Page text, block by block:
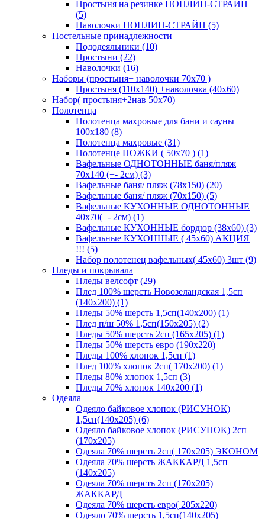
Простыня на резинке ПОПЛИН-СТРАЙП
(5)
Наволочки ПОПЛИН-СТРАЙП (5)
Постельные принадлежности
Пододеяльники (10)
Простыни (22)
Наволочки (16)
Наборы (простыня+ наволочки 70х70 )
Простыня (110х140) +наволочка (40х60)
Набор( простыня+2нав 50х70)
Полотенца
Полотенца махровые для бани и сауны
100х180 (8)
Полотенца махровые (31)
Полотенце НОЖКИ ( 50х70 ) (1)
Вафельные ОДНОТОННЫЕ баня/пляж
70х140 (+- 2см) (3)
Вафельные баня/ пляж (78х150) (20)
Вафельные баня/ пляж (70х150) (5)
Вафельные КУХОННЫЕ ОДНОТОННЫЕ
40х70(+- 2см) (1)
Вафельные КУХОННЫЕ бордюр (38х60) (3)
Вафельные КУХОННЫЕ ( 45х60) АКЦИЯ
!!! (5)
Набор полотенец вафельных( 45х60) 3шт (9)
Пледы и покрывала
Пледы велсофт (29)
Плед 100% шерсть Новозеландская 1,5сп
(140х200) (1)
Пледы 50% шерсть 1,5сп(140х200) (1)
Плед п/ш 50% 1,5сп(150х205) (2)
Пледы 50% шерсть 2сп (165х205) (1)
Пледы 50% шерсть евро (190х220)
Пледы 100% хлопок 1,5сп (1)
Плед 100% хлопок 2сп( 170х200) (1)
Пледы 80% хлопок 1,5сп (3)
Пледы 70% хлопок 140х200 (1)
Одеяла
Одеяло байковое хлопок (РИСУНОК)
1,5сп(140х205) (6)
Одеяло байковое хлопок (РИСУНОК) 2сп
(170х205)
Одеяла 70% шерсть 2сп( 170х205) ЭКОНОМ
Одеяла 70% шерсть ЖАККАРД 1,5сп
(140х205)
Одеяла 70% шерсть 2сп (170х205)
ЖАККАРД
Одеяла 70% шерсть евро( 205х220)
Одеяло 70% шерсть 1,5сп(140х205)